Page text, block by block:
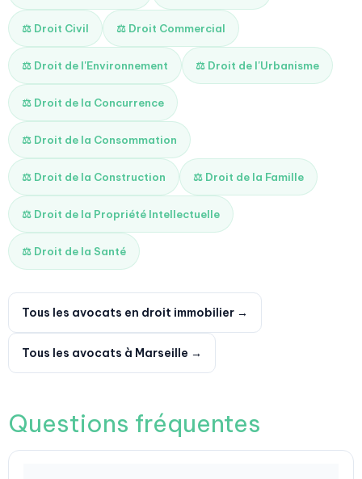
⚖️ Droit Civil ⚖️ Droit Commercial
⚖️ Droit de l'Environnement ⚖️ Droit de l'Urbanisme
⚖️ Droit de la Concurrence
⚖️ Droit de la Consommation
⚖️ Droit de la Construction ⚖️ Droit de la Famille
⚖️ Droit de la Propriété Intellectuelle
⚖️ Droit de la Santé
Tous les avocats en droit immobilier →
Tous les avocats à Marseille →
Questions fréquentes